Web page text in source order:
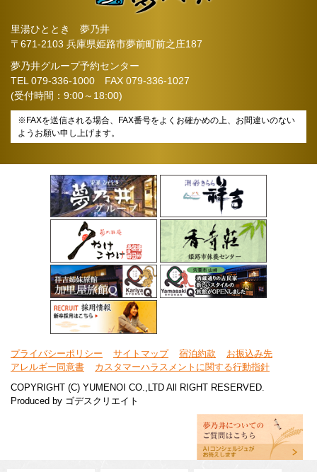
里湯ひととき 夢乃井
〒671-2103 兵庫県姫路市夢前町前之庄187
夢乃井グループ予約センター
TEL 079-336-1000 FAX 079-336-1027
(受付時間：9:00～18:00)
※FAXを送信される場合、FAX番号をよくお確かめの上、お間違いのない
ようお願い申し上げます。
プライバシーポリシー サイトマップ 宿泊約款
お振込み先
アレルギー同意書
カスタマーハラスメントに関する行動指針
COPYRIGHT (C) YUMENOI CO.,LTD All RIGHT RESERVED.
Produced by ゴデスクリエイト